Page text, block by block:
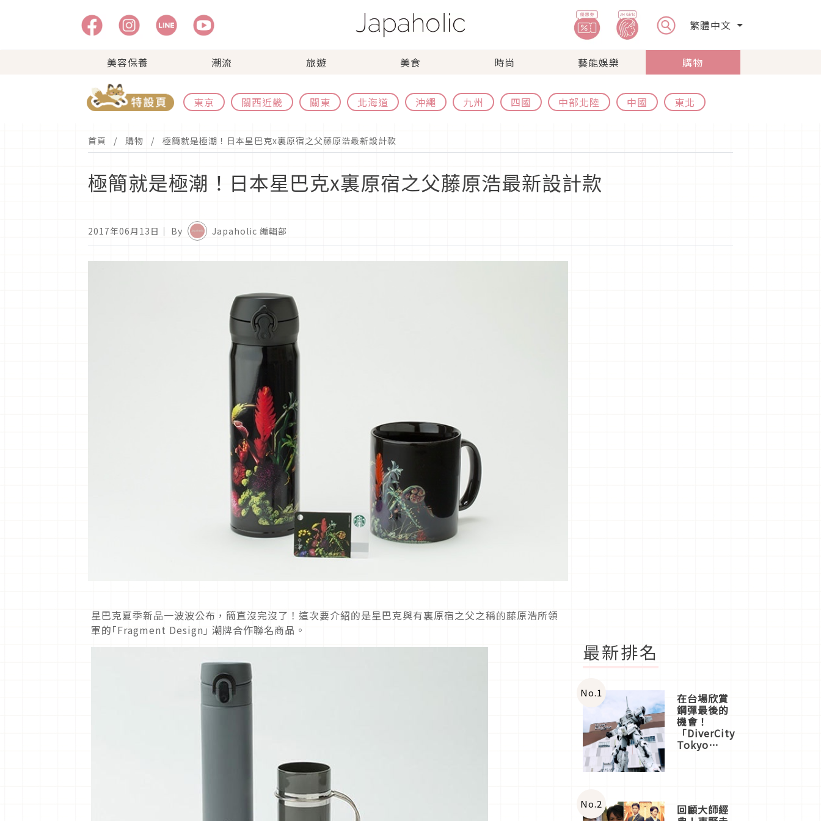
繁體中文
美容保養 潮流 旅遊 美食 時尚 藝能娛樂 購物
東京 關西近畿 關東 北海道 沖繩 九州 四國 中部北陸 中國 東北
首頁 購物 極簡就是極潮！日本星巴克x裏原宿之父藤原浩最新設計款
極簡就是極潮！日本星巴克x裏原宿之父藤原浩最新設計款
2017年06月13日 ｜ By Japaholic 編輯部
星巴克夏季新品一波波公布，簡直沒完沒了！這次要介紹的是星巴克與有裏原宿之父之稱的藤原浩所領
軍的｢Fragment Design｣ 潮牌合作聯名商品。
最新排名
No.1 在台場欣賞
鋼彈最後的
機會！
「DiverCity
Tokyo
體驗
No.2 回顧大師經